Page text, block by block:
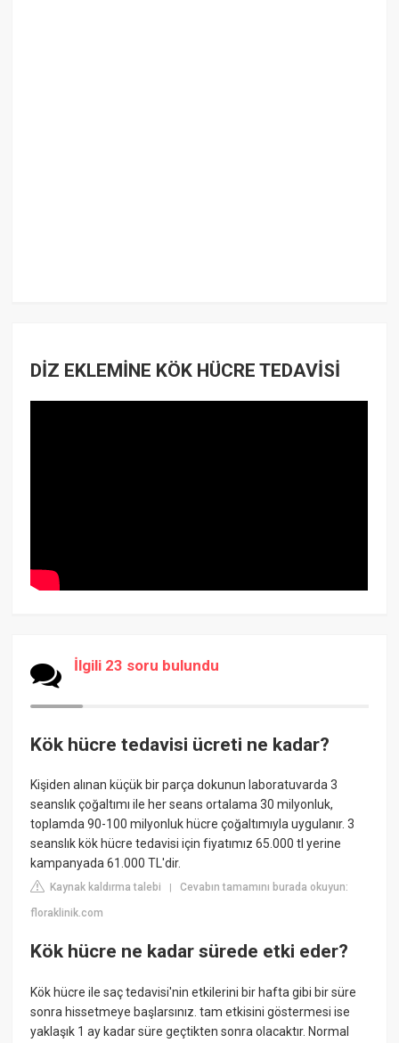
DİZ EKLEMİNE KÖK HÜCRE TEDAVİSİ
İlgili 23 soru bulundu
Kök hücre tedavisi ücreti ne kadar?
Kişiden alınan küçük bir parça dokunun laboratuvarda 3
seanslık çoğaltımı ile her seans ortalama 30 milyonluk,
toplamda 90-100 milyonluk hücre çoğaltımıyla uygulanır. 3
seanslık kök hücre tedavisi için fiyatımız 65.000 tl yerine
kampanyada 61.000 TL'dir.
Kaynak kaldırma talebi |Cevabın tamamını burada okuyun:
floraklinik.com
Kök hücre ne kadar sürede etki eder?
Kök hücre ile saç tedavisi'nin etkilerini bir hafta gibi bir süre
sonra hissetmeye başlarsınız. tam etkisini göstermesi ise
yaklaşık 1 ay kadar süre geçtikten sonra olacaktır. Normal